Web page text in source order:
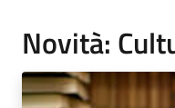
Novità: